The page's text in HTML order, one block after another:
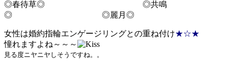
◎春待草◎ ◎共鳴
◎ ◎麗月◎
女性は婚約指輪エンゲージリングとの重ね付け★☆★
憧れますよね～～～
見る度ニヤニヤしそうですね。。